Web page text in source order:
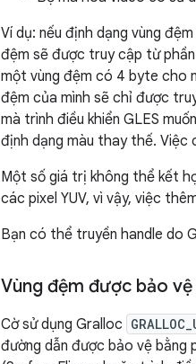
Ví dụ: nếu định dạng vùng
đệm sẽ được truy cập từ
một vùng đệm có 4 byte cho
đệm của mình sẽ chỉ được
mà trình điều khiển GLES
định dạng màu thay thế. Việc
Một số giá trị không thể kết
các pixel YUV, vì vậy, việc
Bạn có thể truyền handle do
Vùng đệm được bảo vệ
Cờ sử dụng Gralloc
đường dẫn được bảo vệ bằng